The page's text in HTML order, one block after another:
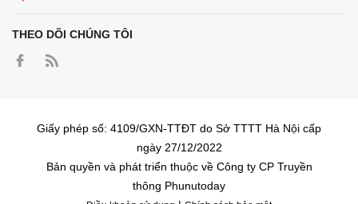
THEO DÕI CHÚNG TÔI
Giấy phép số: 4109/GXN-TTĐT do Sở TTTT Hà Nội cấp
ngày 27/12/2022
Bản quyền và phát triển thuộc về Công ty CP Truyền
thông Phunutoday